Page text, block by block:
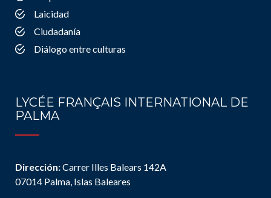
Laicidad
Ciudadanía
Diálogo entre culturas
LYCÉE FRANÇAIS INTERNATIONAL DE
PALMA
Dirección:Carrer Illes Balears 142A
07014 Palma, Islas Baleares